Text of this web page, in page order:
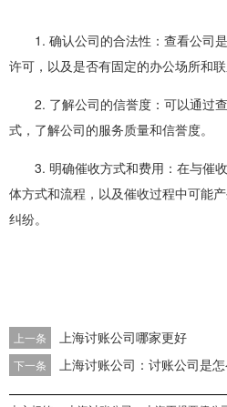
1. 确认公司的合法性：查看公司
许可，以及是否有固定的办公场所和联
2. 了解公司的信誉度：可以通过
式，了解公司的服务质量和信誉度。
3. 明确催收方式和费用：在与催
体方式和流程，以及催收过程中可能
纠纷。
上一条 上海讨账公司哪家更好
下一条 上海讨账公司：讨账公司是怎